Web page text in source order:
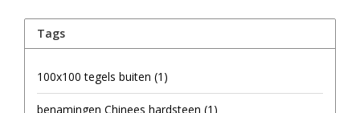
Tags
100x100 tegels buiten (1)
benamingen Chinees hardsteen (1)